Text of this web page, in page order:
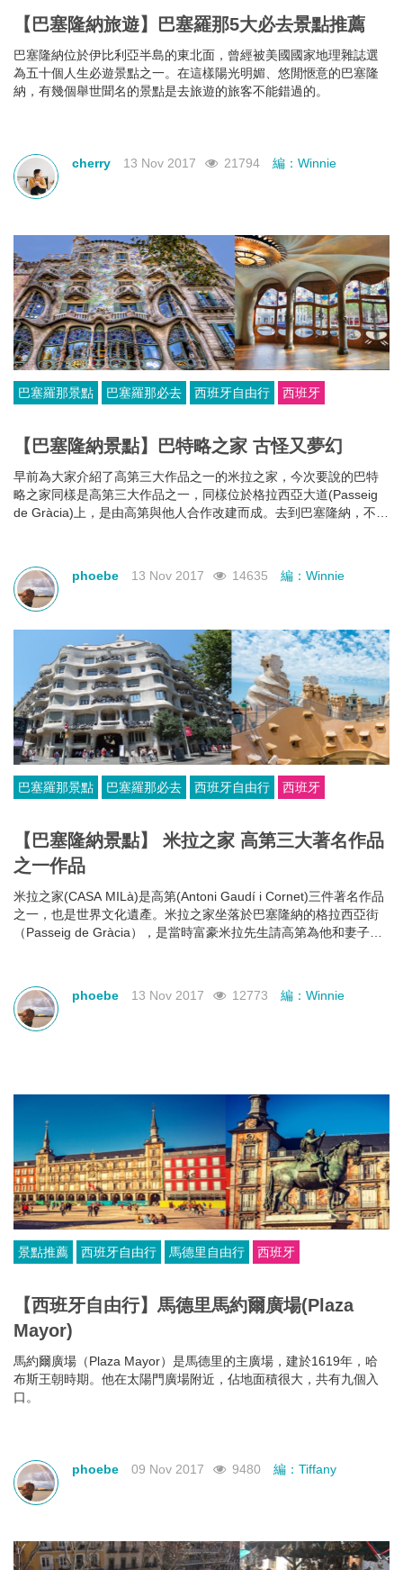
【巴塞隆納旅遊】巴塞羅那5大必去景點推薦
巴塞隆納位於伊比利亞半島的東北面，曾經被美國國家地理雜誌選
為五十個人生必遊景點之一。在這樣陽光明媚、悠閒愜意的巴塞隆
納，有幾個舉世聞名的景點是去旅遊的旅客不能錯過的。
cherry 13 Nov 2017 21794 編：Winnie
巴塞羅那景點 巴塞羅那必去 西班牙自由行 西班牙
【巴塞隆納景點】巴特略之家 古怪又夢幻
早前為大家介紹了高第三大作品之一的米拉之家，今次要說的巴特
略之家同樣是高第三大作品之一，同樣位於格拉西亞大道(Passeig
de Gràcia)上，是由高第與他人合作改建而成。去到巴塞隆納，不妨
phoebe 13 Nov 2017 14635 編：Winnie
巴塞羅那景點 巴塞羅那必去 西班牙自由行 西班牙
【巴塞隆納景點】 米拉之家 高第三大著名作品
之一作品
米拉之家(CASA MILà)是高第(Antoni Gaudí i Cornet)三件著名作品
之一，也是世界文化遺產。米拉之家坐落於巴塞隆納的格拉西亞街
（Passeig de Gràcia），是當時富豪米拉先生請高第為他和妻子設
phoebe
13 Nov 2017 12773 編：Winnie
景點推薦 西班牙自由行 馬德里自由行 西班牙
【西班牙自由行】馬德里馬約爾廣場(Plaza
Mayor)
馬約爾廣場（Plaza Mayor）是馬德里的主廣場，建於1619年，哈
布斯王朝時期。他在太陽門廣場附近，佔地面積很大，共有九個入
口。
phoebe 09 Nov 2017 9480 編：Tiffany